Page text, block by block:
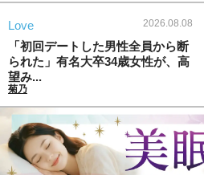
Love 2026.08.08
「初回デートした男性全員から断
られた」有名大卒34歳女性が、高
望み...
菊乃